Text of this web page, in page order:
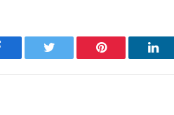
Twitter Pinterest